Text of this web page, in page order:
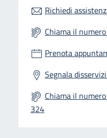
Richiedi
Chiama il
Prenota
Segnala
Chiama il
324